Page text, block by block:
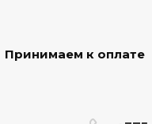
Принимаем к оплате